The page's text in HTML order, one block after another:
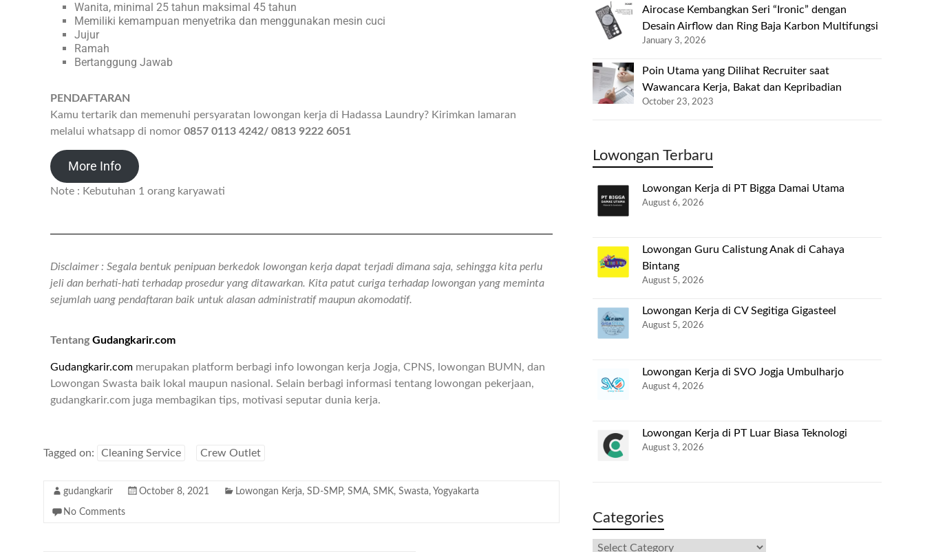
Wanita, minimal 25 tahun maksimal 45 tahun
Memiliki kemampuan menyetrika dan menggunakan mesin cuci
Jujur
Ramah
Bertanggung Jawab
PENDAFTARAN
Kamu tertarik dan memenuhi persyaratan lowongan kerja di Hadassa Laundry? Kirimkan lamaran
melalui whatsapp di nomor 0857 0113 4242/ 0813 9222 6051
More Info
Note : Kebutuhan 1 orang karyawati
Disclaimer : Segala bentuk penipuan berkedok lowongan kerja dapat terjadi dimana saja, sehingga kita perlu
jeli dan berhati-hati terhadap prosedur yang ditawarkan. Kita patut curiga terhadap lowongan yang meminta
sejumlah uang pendaftaran baik untuk alasan administratif maupun akomodatif.
Tentang Gudangkarir.com
Gudangkarir.com merupakan platform berbagi info lowongan kerja Jogja, CPNS, lowongan BUMN, dan
Lowongan Swasta baik lokal maupun nasional. Selain berbagi informasi tentang lowongan pekerjaan,
gudangkarir.com juga membagikan tips, motivasi seputar dunia kerja.
Tagged on: Cleaning Service Crew Outlet
gudangkarir October 8, 2021 Lowongan Kerja, SD-SMP, SMA, SMK, Swasta, Yogyakarta
No Comments
Airocase Kembangkan Seri “Ironic” dengan
Desain Airflow dan Ring Baja Karbon Multifungsi
January 3, 2026
Poin Utama yang Dilihat Recruiter saat
Wawancara Kerja, Bakat dan Kepribadian
October 23, 2023
Lowongan Terbaru
Lowongan Kerja di PT Bigga Damai Utama
August 6, 2026
Lowongan Guru Calistung Anak di Cahaya
Bintang
August 5, 2026
Lowongan Kerja di CV Segitiga Gigasteel
August 5, 2026
Lowongan Kerja di SVO Jogja Umbulharjo
August 4, 2026
Lowongan Kerja di PT Luar Biasa Teknologi
August 3, 2026
Categories